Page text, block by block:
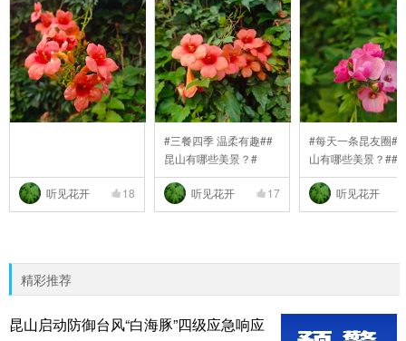
听见花开 18
#三餐四季 温柔有趣##
昆山有哪些美景？#
听见花开 17
#每天一条昆友圈
山有哪些美景？##
..
听见花开
精彩推荐
昆山启动防御台风“白海豚”四级应急响应